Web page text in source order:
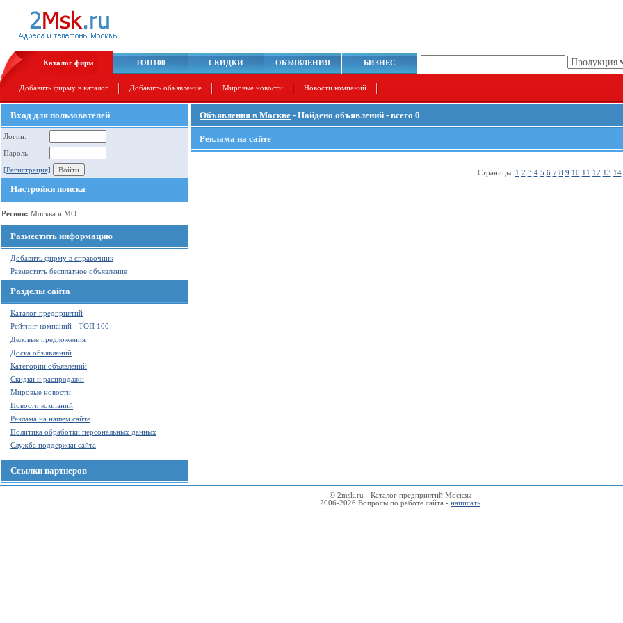
Каталог фирм ТОП100 СКИДКИ ОБЪЯВЛЕНИЯ БИЗНЕС
Добавить фирму в каталог Добавить объявление Мировые новости Новости компаний
Вход для пользователей
Логин:
Пароль:
[Регистрация]
Настройки поиска
Регион: Москва и МО
Разместить информацию
Добавить фирму в справочник
Разместить бесплатное объявление
Разделы сайта
Каталог предприятий
Рейтинг компаний - ТОП 100
Деловые предложения
Доска объявлений
Категории объявлений
Скидки и распродажи
Мировые новости
Новости компаний
Реклама на нашем сайте
Политика обработки персональных данных
Служба поддержки сайта
Ссылки партнеров
Объявления в Москве - Найдено объявлений - всего 0
Реклама на сайте
Страницы: 1 2 3 4 5 6 7 8 9 10 11 12 13 14
© 2msk.ru - Каталог предприятий Москвы
2006-2026 Вопросы по работе сайта - написать